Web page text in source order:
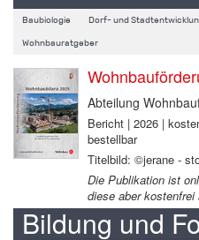
Baubiologie Dorf- und
Wohnbauratgeber
Abteilung
Bericht | 2026 |
bestellbar
Titelbild: ©jerane -
Die Publikation ist
diese aber kostenfrei
Bildung und